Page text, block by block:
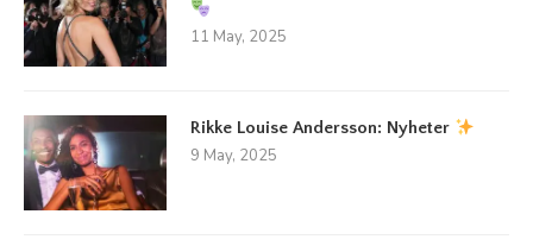
11 May, 2025
Rikke Louise Andersson: Nyheter
9 May, 2025